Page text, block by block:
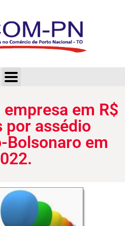
em R$
por assédio
Bolsonaro em